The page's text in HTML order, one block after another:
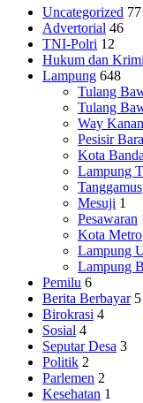
Uncategorized 77
Advertorial 46
TNI-Polri 12
Hukum dan
Lampung 648
Tulang
Tulang
Way Kanan
Pesisir
Kota
Lampung
Tanggamus
Mesuji 1
Pesawaran
Kota Metro
Lampung
Lampung
Pemilu 6
Berita Berbayar 5
Birokrasi 4
Sosial 4
Seputar Desa 3
Politik 2
Parlemen 2
Kesehatan 1